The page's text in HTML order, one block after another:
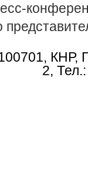
КНР,
2,